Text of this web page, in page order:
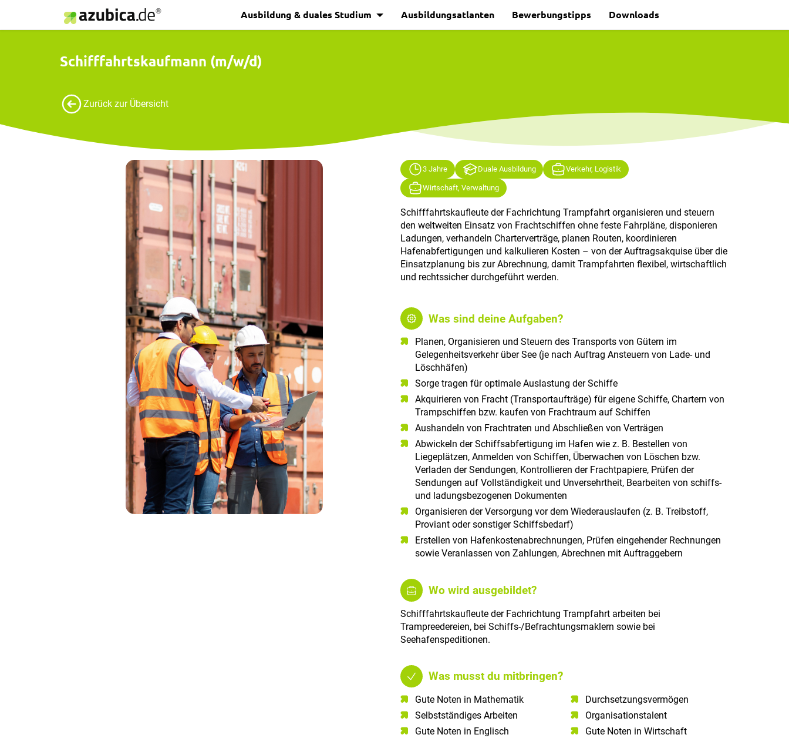
Ausbildung & duales Studium Ausbildungsatlanten Bewerbungstipps Downloads
Schifffahrtskaufmann (m/w/d)
Zurück zur Übersicht
3 Jahre Duale Ausbildung Verkehr, Logistik
Wirtschaft, Verwaltung
Schifffahrtskaufleute der Fachrichtung Trampfahrt organisieren und steuern
den weltweiten Einsatz von Frachtschiffen ohne feste Fahrpläne, disponieren
Ladungen, verhandeln Charterverträge, planen Routen, koordinieren
Hafenabfertigungen und kalkulieren Kosten – von der Auftragsakquise über die
Einsatzplanung bis zur Abrechnung, damit Trampfahrten flexibel, wirtschaftlich
und rechtssicher durchgeführt werden.
Was sind deine Aufgaben?
Planen, Organisieren und Steuern des Transports von Gütern im
Gelegenheitsverkehr über See (je nach Auftrag Ansteuern von Lade- und
Löschhäfen)
Sorge tragen für optimale Auslastung der Schiffe
Akquirieren von Fracht (Transportaufträge) für eigene Schiffe, Chartern von
Trampschiffen bzw. kaufen von Frachtraum auf Schiffen
Aushandeln von Frachtraten und Abschließen von Verträgen
Abwickeln der Schiffsabfertigung im Hafen wie z. B. Bestellen von
Liegeplätzen, Anmelden von Schiffen, Überwachen von Löschen bzw.
Verladen der Sendungen, Kontrollieren der Frachtpapiere, Prüfen der
Sendungen auf Vollständigkeit und Unversehrtheit, Bearbeiten von schiffs-
und ladungsbezogenen Dokumenten
Organisieren der Versorgung vor dem Wiederauslaufen (z. B. Treibstoff,
Proviant oder sonstiger Schiffsbedarf)
Erstellen von Hafenkostenabrechnungen, Prüfen eingehender Rechnungen
sowie Veranlassen von Zahlungen, Abrechnen mit Auftraggebern
Wo wird ausgebildet?
Schifffahrtskaufleute der Fachrichtung Trampfahrt arbeiten bei
Trampreedereien, bei Schiffs-/Befrachtungsmaklern sowie bei
Seehafenspeditionen.
Was musst du mitbringen?
Gute Noten in Mathematik​
Selbstständiges Arbeiten​
Gute Noten in Englisch​
Durchsetzungsvermögen
Organisationstalent
Gute Noten in Wirtschaft